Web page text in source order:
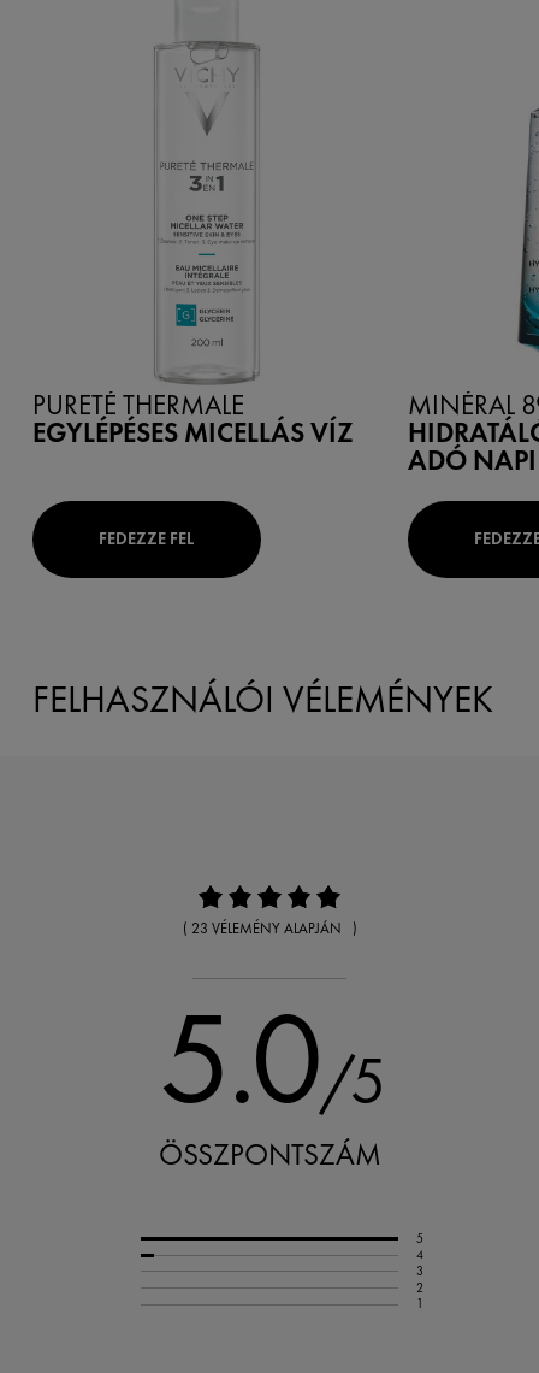
PURETÉ THERMALE
EGYLÉPÉSES MICELLÁS VÍZ
FEDEZZE FEL
MINÉRAL
ADÓ NAPI
FELHASZNÁLÓI VÉLEMÉNYEK
( 23 VÉLEMÉNY ALAPJÁN )
5.0/5
ÖSSZPONTSZÁM
5
4
3
2
1